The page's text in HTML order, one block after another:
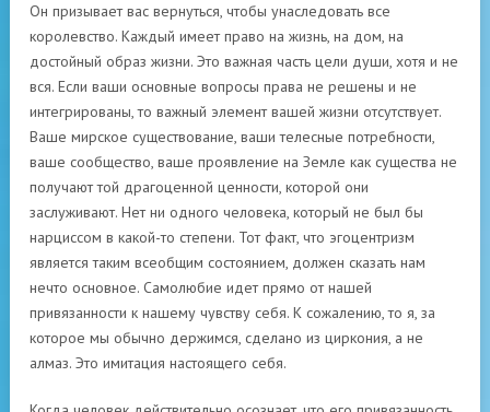
Он призывает вас вернуться, чтобы унаследовать все
королевство. Каждый имеет право на жизнь, на дом, на
достойный образ жизни. Это важная часть цели души, хотя и не
вся. Если ваши основные вопросы права не решены и не
интегрированы, то важный элемент вашей жизни отсутствует.
Ваше мирское существование, ваши телесные потребности,
ваше сообщество, ваше проявление на Земле как существа не
получают той драгоценной ценности, которой они
заслуживают. Нет ни одного человека, который не был бы
нарциссом в какой-то степени. Тот факт, что эгоцентризм
является таким всеобщим состоянием, должен сказать нам
нечто основное. Самолюбие идет прямо от нашей
привязанности к нашему чувству себя. К сожалению, то я, за
которое мы обычно держимся, сделано из циркония, а не
алмаз. Это имитация настоящего себя.